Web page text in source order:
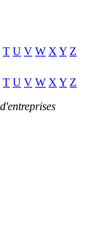
T U V W X Y Z
T U V W X Y Z